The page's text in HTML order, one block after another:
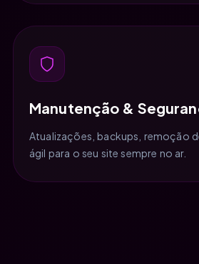
Manutenção &
Atualizações, backups, remoção
ágil para o seu site sempre no ar.